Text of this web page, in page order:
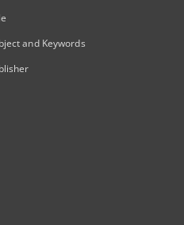
and Keywords